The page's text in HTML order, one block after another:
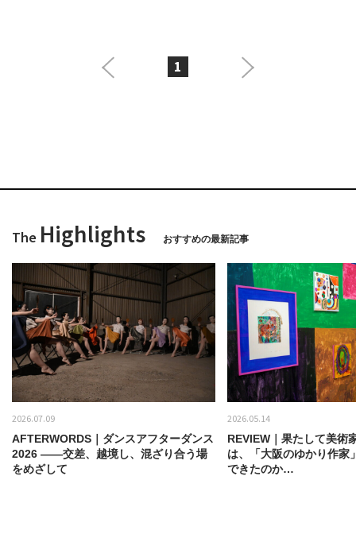
1
The Highlights おすすめの最新記事
2026.07.09
AFTERWORDS｜ダンスアフターダンス
2026 ——交差、越境し、混ざり合う場
をめざして
2026.05.14
REVIEW｜果たして美術
は、「大阪のゆかり作家
できたのか…